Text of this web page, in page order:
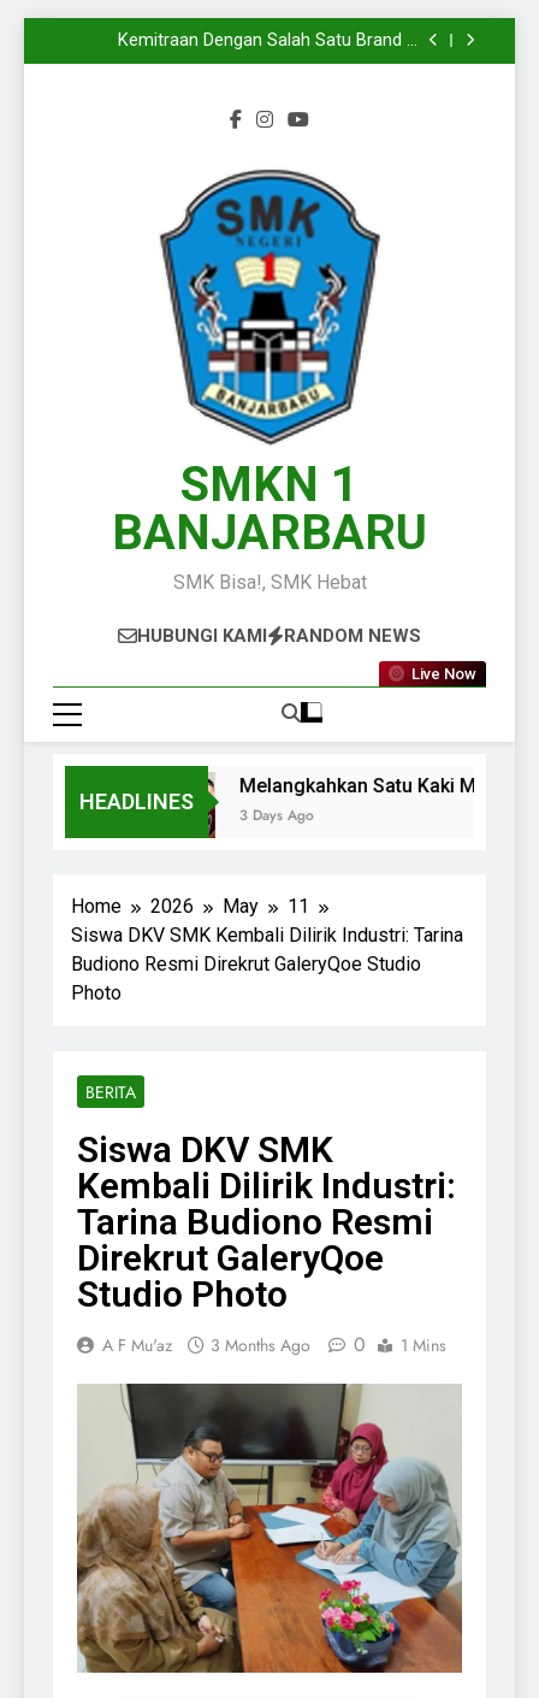
Mengiringi
Melangkahkan Satu Kaki Menuju Dunia Kerja
Yang Sesungguhnya
Kemitraan Dengan Salah Satu Brand di
Kalimantan Selatan
Wakili Kalimantan Selatan pada Presentasi
Melangkahkan Satu Kaki Menuju Dunia Kerja
Yang Sesungguhnya
Kemitraan Dengan Salah Satu Brand di
KPLB BKN Periode Agustus 2026
Langkah Baru Dimulai, Semangat Baru Pun
Mengiringi
SMKN 1
BANJARBARU
SMK Bisa!, SMK Hebat
HUBUNGI KAMI RANDOM NEWS
Live Now
HEADLINES
Melangkahkan Satu Kaki Menuju
3 Days Ago
Home 2026 May
11
Siswa DKV SMK Kembali Dilirik Industri: Tarina
Budiono Resmi Direkrut GaleryQoe Studio
Photo
BERITA
Siswa DKV SMK
Kembali Dilirik Industri:
Tarina Budiono Resmi
Direkrut GaleryQoe
Studio Photo
A F Mu'az 3 Months Ago 0 1 Mins